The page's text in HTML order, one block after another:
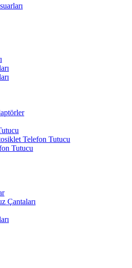
Telefon Tutucu
Tutucu
Çantaları